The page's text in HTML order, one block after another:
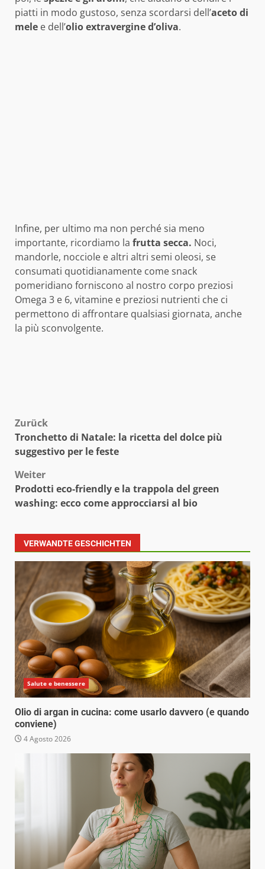
piatti in modo gustoso, senza scordarsi dell’aceto di
mele e dell’olio extravergine d’oliva.
Infine, per ultimo ma non perché sia meno
importante, ricordiamo la frutta secca. Noci,
mandorle, nocciole e altri altri semi oleosi, se
consumati quotidianamente come snack
pomeridiano forniscono al nostro corpo preziosi
Omega 3 e 6, vitamine e preziosi nutrienti che ci
permettono di affrontare qualsiasi giornata, anche
la più sconvolgente.
Beitragsnavigation
Zurück
Tronchetto di Natale: la ricetta del dolce più
suggestivo per le feste
Weiter
Prodotti eco-friendly e la trappola del green
washing: ecco come approcciarsi al bio
VERWANDTE GESCHICHTEN
Salute e benessere
Olio di argan in cucina: come usarlo davvero (e quando
conviene)
4 Agosto 2026